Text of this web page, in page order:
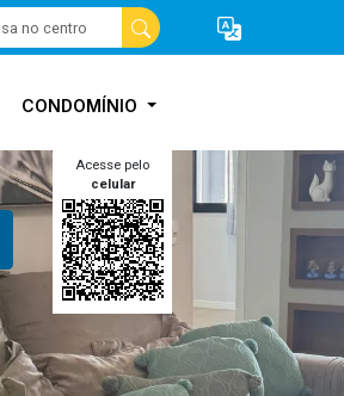
CONDOMÍNIO
Acesse pelo
celular